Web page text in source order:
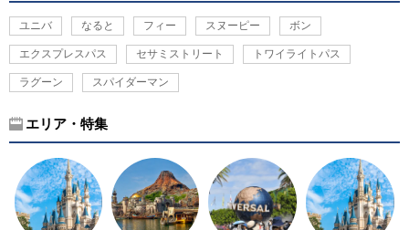
ユニバ なると フィー スヌーピー ボン
エクスプレスパス セサミストリート トワイライトパス
ラグーン スパイダーマン
エリア・特集